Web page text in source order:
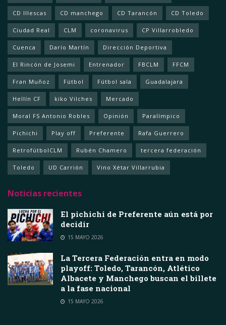
CD Illescas CD manchego CD Tarancón CD Toledo
Ciudad Real CLM coronavirus CP Villarrobledo
Cuenca Darío Martín Dirección Deportiva
El Rincón de Josemi Entrenador FBCLM FFCM
Fran Muñoz Fútbol Fútbol sala Guadalajara
Hellín CF kiko Vilches Mercado
Moral FS Antonio Robles Opinión Paralímpico
Pichichi Play off Preferente Rafa Guerrero
RetrofútbolCLM Rubén Chamero tercera federación
Toledo UD Carrión Vino Xétar Villarrubia
Noticias recientes
El pichichi de Preferente aún está por
decidir
15 MAYO 2026
La Tercera Federación entra en modo
playoff: Toledo, Tarancón, Atlético
Albacete y Manchego buscan el billete
a la fase nacional
15 MAYO 2026